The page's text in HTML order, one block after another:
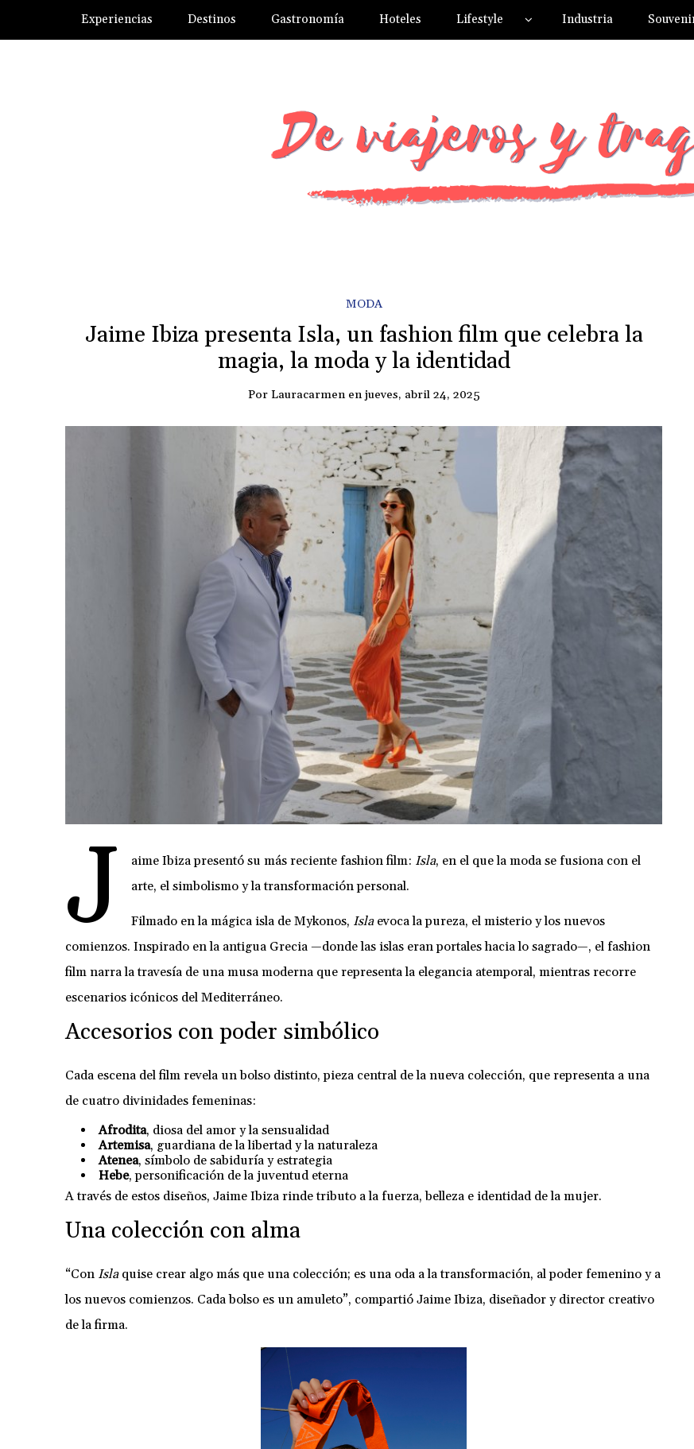
Experiencias Destinos Gastronomía Hoteles Lifestyle Industria
MODA
Jaime Ibiza presenta Isla, un fashion film que celebra la
magia, la moda y la identidad
Por Lauracarmen enjueves, abril 24, 2025
J aime Ibiza presentó su más reciente fashion film: Isla, en el que la moda se fusiona con el
arte, el simbolismo y la transformación personal.
Filmado en la mágica isla de Mykonos, Islaevoca la pureza, el misterio y los nuevos
comienzos. Inspirado en la antigua Grecia —donde las islas eran portales hacia lo sagrado—, el fashion
film narra la travesía de una musa moderna que representa la elegancia atemporal, mientras recorre
escenarios icónicos del Mediterráneo.
Accesorios con poder simbólico
Cada escena del film revela un bolso distinto, pieza central de la nueva colección, que representa a una
de cuatro divinidades femeninas:
Afrodita, diosa del amor y la sensualidad
Artemisa, guardiana de la libertad y la naturaleza
Atenea, símbolo de sabiduría y estrategia
Hebe, personificación de la juventud eterna
A través de estos diseños, Jaime Ibiza rinde tributo a la fuerza, belleza e identidad de la mujer.
Una colección con alma
“Con Islaquise crear algo más que una colección; es una oda a la transformación, al poder femenino y a
los nuevos comienzos. Cada bolso es un amuleto”, compartió Jaime Ibiza, diseñador y director creativo
de la firma.